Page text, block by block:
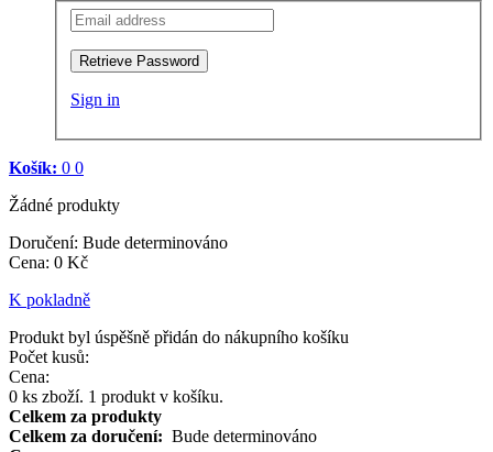
Retrieve Password
Sign in
Košík: 0 0
Žádné produkty
Doručení: Bude determinováno
Cena: 0 Kč
K pokladně
Produkt byl úspěšně přidán do nákupního košíku
Počet kusů:
Cena:
0 ks zboží. 1 produkt v košíku.
Celkem za produkty
Celkem za doručení: Bude determinováno